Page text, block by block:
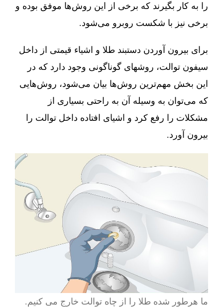
را به کار بگیرند که برخی از این روش‌ها موفق بوده و
برخی نیز با شکست روبرو می‌شود.
برای بیرون آوردن دستبند طلا و اشیاء قیمتی از داخل
سیفون توالت، روشهای گوناگونی وجود دارد که در
این بخش مهم‌ترین روش‌ها بیان می‌شود، روش‌هایی
که می‌توان به وسیله آن به راحتی بسیاری از
مشکلات را رفع کرد و اشیای افتاده داخل توالت را
بیرون آورد.
ما هرطور شده طلا را از چاه توالت خارج می کنیم.